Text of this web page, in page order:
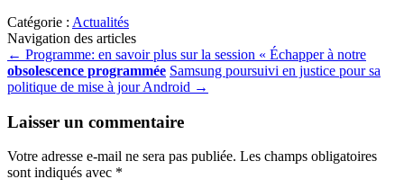
Catégorie : Actualités
Navigation des articles
← Programme: en savoir plus sur la session « Échapper à notre
obsolescence programmée Samsung poursuivi en justice pour sa
politique de mise à jour Android →
Laisser un commentaire
Votre adresse e-mail ne sera pas publiée. Les champs obligatoires
sont indiqués avec *